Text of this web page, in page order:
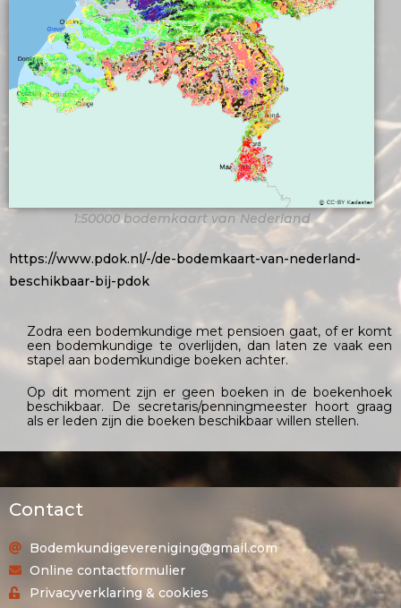
1:50000 bodemkaart van Nederland
https://www.pdok.nl/-/de-bodemkaart-van-nederland-
beschikbaar-bij-pdok
Zodra een bodemkundige met pensioen gaat, of er komt
een bodemkundige te overlijden, dan laten ze vaak een
stapel aan bodemkundige boeken achter.
Op dit moment zijn er geen boeken in de boekenhoek
beschikbaar. De secretaris/penningmeester hoort graag
als er leden zijn die boeken beschikbaar willen stellen.
Contact
Bodemkundigevereniging@gmail.com
Online contactformulier
Privacyverklaring & cookies